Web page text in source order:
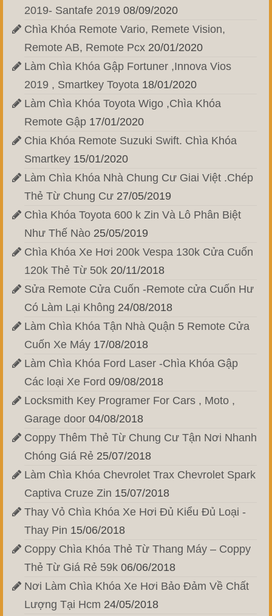
2019- Santafe 2019 08/09/2020
Chìa Khóa Remote Vario, Remete Vision,
Remote AB, Remote Pcx 20/01/2020
Làm Chìa Khóa Gập Fortuner ,Innova Vios
2019 , Smartkey Toyota 18/01/2020
Làm Chìa Khóa Toyota Wigo ,Chìa Khóa
Remote Gập 17/01/2020
Chia Khóa Remote Suzuki Swift. Chìa Khóa
Smartkey 15/01/2020
Làm Chìa Khóa Nhà Chung Cư Giai Việt .Chép
Thẻ Từ Chung Cư 27/05/2019
Chìa Khóa Toyota 600 k Zin Và Lô Phân Biệt
Như Thế Nào 25/05/2019
Chìa Khóa Xe Hơi 200k Vespa 130k Cửa Cuốn
120k Thẻ Từ 50k 20/11/2018
Sửa Remote Cửa Cuốn -Remote cửa Cuốn Hư
Có Làm Lại Không 24/08/2018
Làm Chìa Khóa Tận Nhà Quận 5 Remote Cửa
Cuốn Xe Máy 17/08/2018
Làm Chìa Khóa Ford Laser -Chìa Khóa Gập
Các loại Xe Ford 09/08/2018
Locksmith Key Programer For Cars , Moto ,
Garage door 04/08/2018
Coppy Thêm Thẻ Từ Chung Cư Tận Nơi Nhanh
Chóng Giá Rẻ 25/07/2018
Làm Chìa Khóa Chevrolet Trax Chevrolet Spark
Captiva Cruze Zin 15/07/2018
Thay Vỏ Chìa Khóa Xe Hơi Đủ Kiểu Đủ Loại -
Thay Pin 15/06/2018
Coppy Chìa Khóa Thẻ Từ Thang Máy – Coppy
Thẻ Từ Giá Rẻ 59k 06/06/2018
Nơi Làm Chìa Khóa Xe Hơi Bảo Đảm Về Chất
Lượng Tại Hcm 24/05/2018